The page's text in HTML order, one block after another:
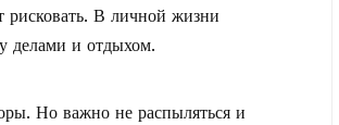
рисковать. В личной жизни
делами и отдыхом.
Но важно не распыляться и